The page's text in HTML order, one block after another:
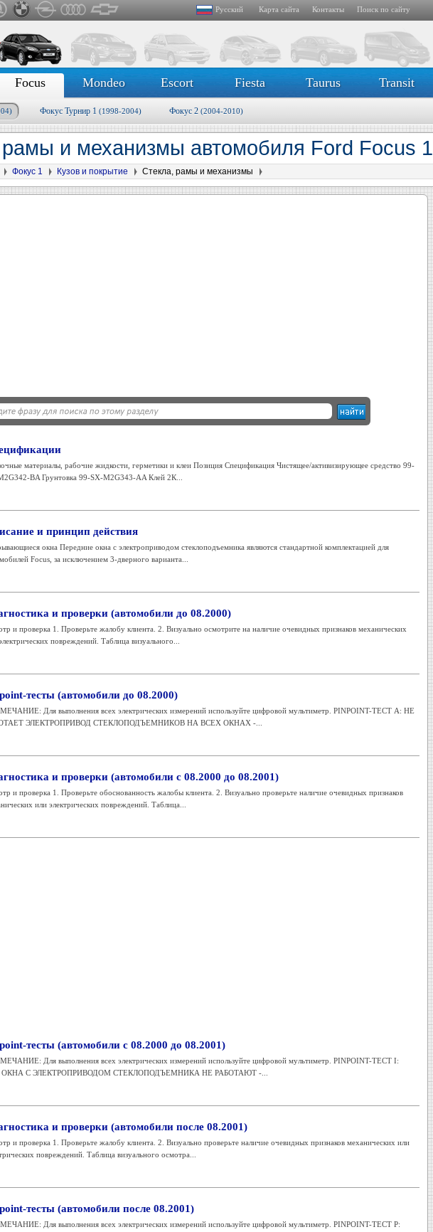
Русский Карта сайта Контакты Поиск по сайту
Focus Mondeo Escort Fiesta Taurus Transit
Фокус Турнир 1 (1998-2004) Фокус 2 (2004-2010)
и механизмы автомобиля Ford Focus 1
Фокус 1 Кузов и покрытие Стекла, рамы и механизмы
материалы, рабочие жидкости, герметики и клеи Позиция Спецификация Чистящее/активизирующее средство 99-
BA Грунтовка 99-SX-M2G343-AA Клей 2К...
и принцип действия
окна Передние окна с электроприводом стеклоподъемника являются стандартной комплектацией для
Focus, за исключением 3-дверного варианта...
и проверки (автомобили до 08.2000)
и проверка 1. Проверьте жалобу клиента. 2. Визуально осмотрите на наличие очевидных признаков механических
повреждений. Таблица визуального...
тесты (автомобили до 08.2000)
Для выполнения всех электрических измерений используйте цифровой мультиметр. PINPOINT-ТЕСТ A: НЕ
ЭЛЕКТРОПРИВОД СТЕКЛОПОДЪЕМНИКОВ НА ВСЕХ ОКНАХ -...
и проверки (автомобили с 08.2000 до 08.2001)
и проверка 1. Проверьте обоснованность жалобы клиента. 2. Визуально проверьте наличие очевидных признаков
или электрических повреждений. Таблица...
тесты (автомобили с 08.2000 до 08.2001)
Для выполнения всех электрических измерений используйте цифровой мультиметр. PINPOINT-ТЕСТ I:
ОКНА С ЭЛЕКТРОПРИВОДОМ СТЕКЛОПОДЪЕМНИКА НЕ РАБОТАЮТ -...
и проверки (автомобили после 08.2001)
и проверка 1. Проверьте жалобу клиента. 2. Визуально проверьте наличие очевидных признаков механических или
повреждений. Таблица визуального осмотра...
тесты (автомобили после 08.2001)
Для выполнения всех электрических измерений используйте цифровой мультиметр. PINPOINT-ТЕСТ P: